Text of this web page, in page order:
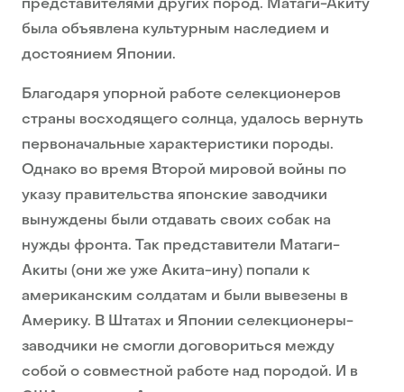
представителями других пород. Матаги-Акиту
была объявлена культурным наследием и
достоянием Японии.
Благодаря упорной работе селекционеров
страны восходящего солнца, удалось вернуть
первоначальные характеристики породы.
Однако во время Второй мировой войны по
указу правительства японские заводчики
вынуждены были отдавать своих собак на
нужды фронта. Так представители Матаги-
Акиты (они же уже Акита-ину) попали к
американским солдатам и были вывезены в
Америку. В Штатах и Японии селекционеры-
заводчики не смогли договориться между
собой о совместной работе над породой. И в